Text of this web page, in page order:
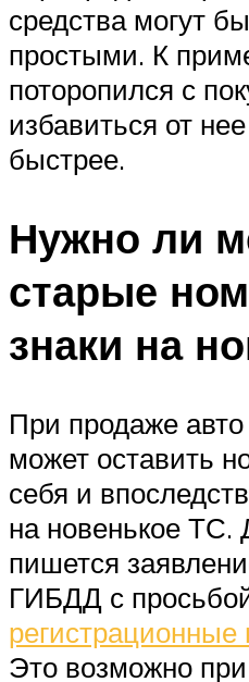
средства могут
простыми. К
поторопился с
избавиться от
быстрее.
Нужно ли
старые
знаки на
При продаже
может оставить
себя и
на новенькое ТС.
пишется
ГИБДД с
Это возможно